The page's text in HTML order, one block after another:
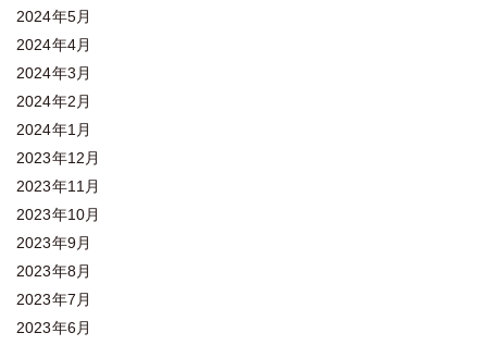
2024年5月
2024年4月
2024年3月
2024年2月
2024年1月
2023年12月
2023年11月
2023年10月
2023年9月
2023年8月
2023年7月
2023年6月